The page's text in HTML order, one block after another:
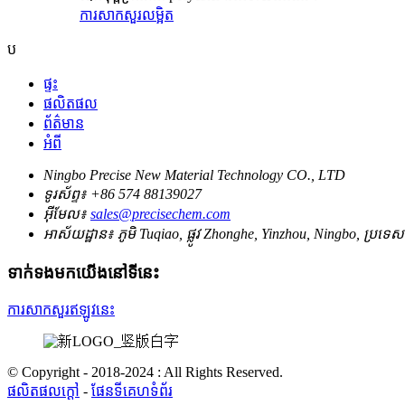
ការសាកសួរលម្អិត
ប
ផ្ទះ
ផលិតផល
ព័ត៌មាន
អំពី
Ningbo Precise New Material Technology CO., LTD
ទូរស័ព្ទ៖ +86 574 88139027
អ៊ីមែល៖ sales@precisechem.com
អាស័យដ្ឋាន៖ ភូមិ Tuqiao, ផ្លូវ Zhonghe, Yinzhou, Ningbo, ប្រទេ
ទាក់ទងមកយើងនៅទីនេះ
ការសាកសួរឥឡូវនេះ
© Copyright - 2018-2024 : All Rights Reserved.
ផលិតផលក្តៅ - ផែនទីគេហទំព័រ